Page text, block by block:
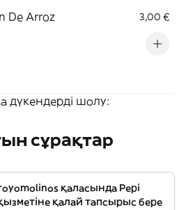
De Arroz 3,00 €
дүкендерді шолу:
сұрақтар
қаласында Pepi
қалай тапсырыс бере